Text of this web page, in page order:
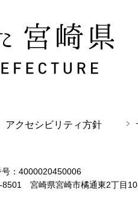
PREFECTURE
アクセシビリティ方針
号：4000020450006
8501 宮崎県宮崎市橘通東2丁目